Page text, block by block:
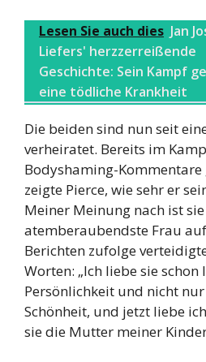
Lesen Sie auch dies Jan
Liefers' herzzerreißende
Geschichte: Sein Kampf
eine tödliche Krankheit
Die beiden sind nun seit
verheiratet. Bereits im
Bodyshaming-Kommentare
zeigte Pierce, wie sehr er
Meiner Meinung nach ist
atemberaubendste Frau
Berichten zufolge
Worten: „Ich liebe sie
Persönlichkeit und nicht
Schönheit, und jetzt liebe
sie die Mutter meiner